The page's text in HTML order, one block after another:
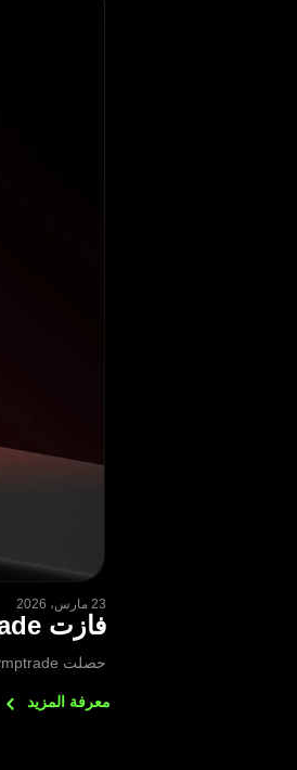
23 مارس، 2026
فازت Olymptrade بجائزة أفضل منصة تداول متعددة الأصول لعام 2026
حصلت Olymptrade مؤخرًا على لقب أفضل منصة تداول متعددة الأصول لعام 2026 المقدمة من جائزة FXDailyInfo لوسطاء الفوركس.
معرفة المزيد